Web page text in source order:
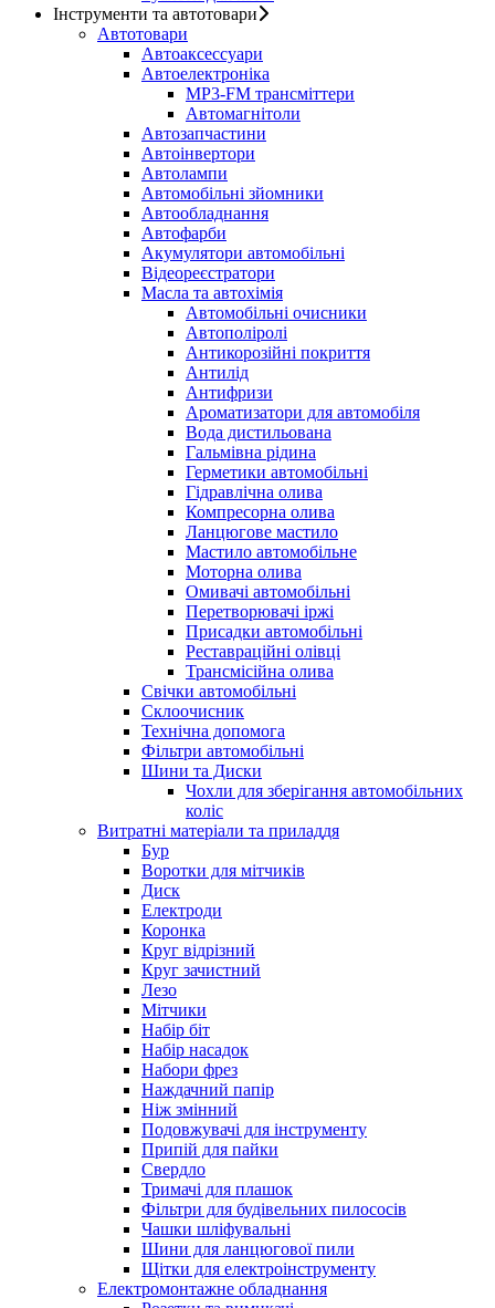
Інструменти та автотовари
Автотовари
Автоаксессуари
Автоелектроніка
MP3-FM трансміттери
Автомагнітоли
Автозапчастини
Автоінвертори
Автолампи
Автомобільні зйомники
Автообладнання
Автофарби
Акумулятори автомобільні
Відеореєстратори
Масла та автохімія
Автомобільні очисники
Автополіролі
Антикорозійні покриття
Антилід
Антифризи
Ароматизатори для автомобіля
Вода дистильована
Гальмівна рідина
Герметики автомобільні
Гідравлічна олива
Компресорна олива
Ланцюгове мастило
Мастило автомобільне
Моторна олива
Омивачі автомобільні
Перетворювачі іржі
Присадки автомобільні
Реставраційні олівці
Трансмісійна олива
Свічки автомобільні
Склоочисник
Технічна допомога
Фільтри автомобільні
Шини та Диски
Чохли для зберігання автомобільних
коліс
Витратні матеріали та приладдя
Бур
Воротки для мітчиків
Диск
Електроди
Коронка
Круг відрізний
Круг зачистний
Лезо
Мітчики
Набір біт
Набір насадок
Набори фрез
Наждачний папір
Ніж змінний
Подовжувачі для інструменту
Припій для пайки
Свердло
Тримачі для плашок
Фільтри для будівельних пилососів
Чашки шліфувальні
Шини для ланцюгової пили
Щітки для електроінструменту
Електромонтажне обладнання